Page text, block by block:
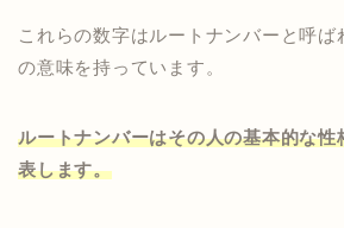
これらの数字はルートナンバーと呼ば
の意味を持っています。
ルートナンバーはその人の基本的な性
表します。